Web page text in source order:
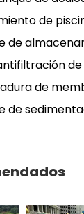
de
de
de
de
de